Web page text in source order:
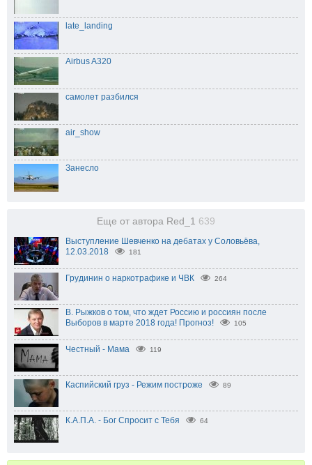
late_landing
Airbus A320
самолет разбился
air_show
Занесло
Еще от автора Red_1 639
Выступление Шевченко на дебатах у Соловьёва,
12.03.2018
181
Грудинин о наркотрафике и ЧВК 264
В. Рыжков о том, что ждет Россию и россиян после
Выборов в марте 2018 года! Прогноз!
105
Честный - Мама 119
Каспийский груз - Режим построже 89
К.А.П.А. - Бог Спросит с Тебя 64